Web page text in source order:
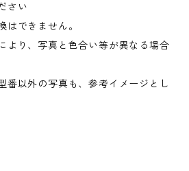
さい
はできません。
より、写真と色合い等が異なる場合
番以外の写真も、参考イメージとし